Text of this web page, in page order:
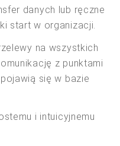
danych lub ręczne
start w organizacji.
na wszystkich
z punktami
się w bazie
i intuicyjnemu